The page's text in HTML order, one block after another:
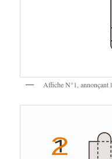
Affiche N°1, annonçant